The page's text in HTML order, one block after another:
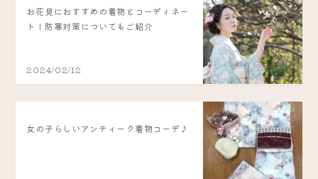
お花見におすすめの着物とコーディネー
ト！防寒対策についてもご紹介
2024/02/12
女の子らしいアンティーク着物コーデ♪